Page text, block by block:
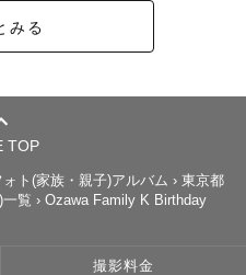
みる
TOP
ト(家族・親子)アルバム › 東京都
覧 › Ozawa Family K Birthday
撮影料金